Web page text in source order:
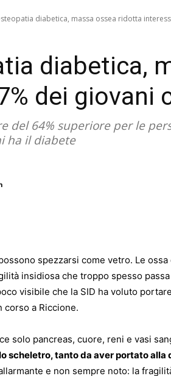
diabetica, massa ossea ridotta
diabetica,
dei giovani
del 64% superiore per le
ha il diabete
spezzarsi come vetro. Le
insidiosa che troppo spesso
visibile che la SID ha voluto
corso a Riccione.
solo pancreas, cuore, reni e vasi
scheletro, tanto da aver portato alla
e non sempre noto: la